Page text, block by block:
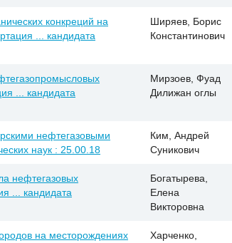
конкреций на
... кандидата
Ширяев, Борис
Константинович
... кандидата
Мирзоев, Фуад
Дилижан оглы
нефтегазовыми
наук : 25.00.18
Ким, Андрей
Суникович
нефтегазовых
... кандидата
Богатырева,
Елена
Викторовна
на месторождениях
Харченко,